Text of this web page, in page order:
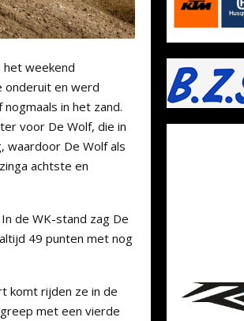
het weekend
onderuit en werd
in het zand.
voor De Wolf, die in
waardoor De Wolf als
achtste en
de WK-stand zag De
49 punten met nog
komt rijden ze in de
met een vierde